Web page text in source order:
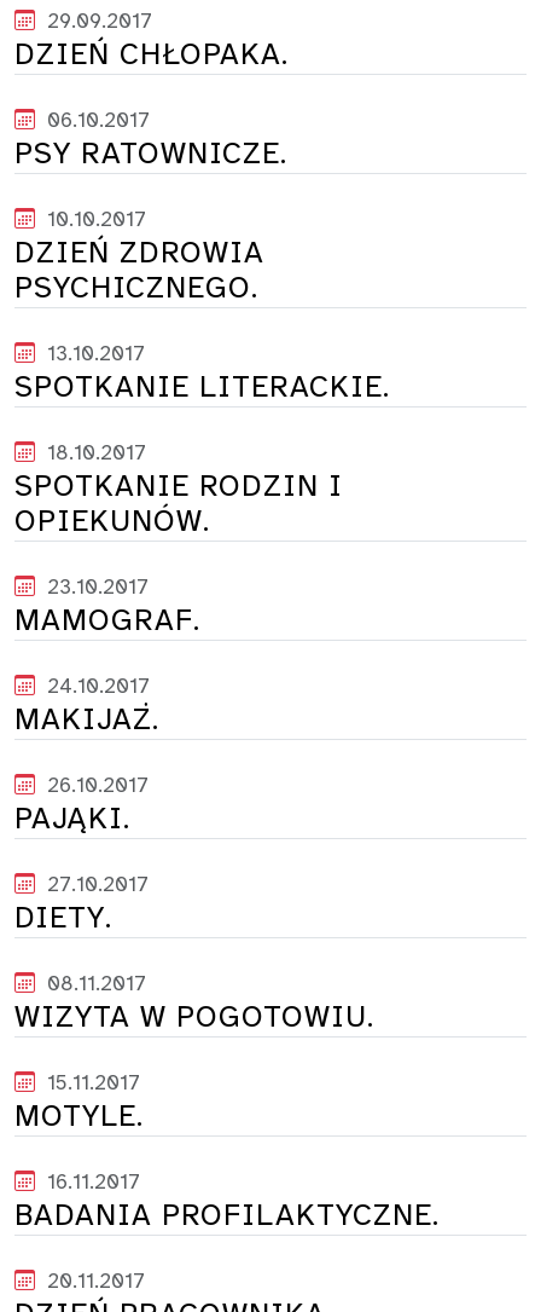
29.09.2017
DZIEŃ CHŁOPAKA.
06.10.2017
PSY RATOWNICZE.
10.10.2017
DZIEŃ ZDROWIA
PSYCHICZNEGO.
13.10.2017
SPOTKANIE LITERACKIE.
18.10.2017
SPOTKANIE RODZIN I
OPIEKUNÓW.
23.10.2017
MAMOGRAF.
24.10.2017
MAKIJAŻ.
26.10.2017
PAJĄKI.
27.10.2017
DIETY.
08.11.2017
WIZYTA W POGOTOWIU.
15.11.2017
MOTYLE.
16.11.2017
BADANIA PROFILAKTYCZNE.
20.11.2017